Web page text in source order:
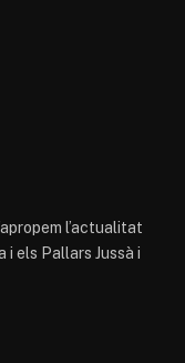
l’actualitat
i els Pallars Jussà i